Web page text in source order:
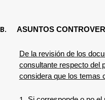
B. ASUNTOS
De la revisión de los
consultante respecto del
considera que los temas